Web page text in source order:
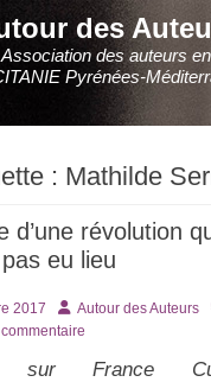
des
Association des auteurs en
Pyrénées-
: Mathilde
d’une révolution
pas eu lieu
2017 AuteurAutour des Auteurs
sur France